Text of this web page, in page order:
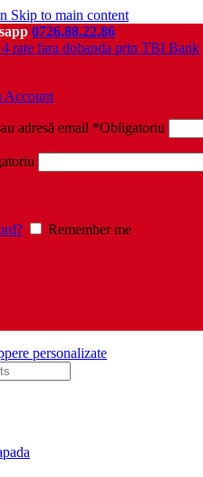
Skip to main content
0726.88.22.86
rate fara dobanda prin TBI Bank
Account
adresă email *Obligatoriu
Remember me